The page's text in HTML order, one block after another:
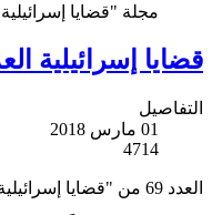
مجلة "قضايا
قضايا إسرائيلية
التفاصيل
01 مارس 2018
4714
العدد 69 من "قضايا إسرائيلية: جذور الفكر اليميني الصهيوني